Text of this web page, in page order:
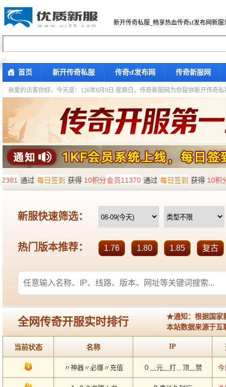
新开传奇私服_畅享热血传奇sf发布网新服
首页 新开传奇私服 传奇sf发布网 传奇新服网
亲爱的访客你好， 今天是：126年8月9日 星期日，传奇新服网为你提供新开传奇